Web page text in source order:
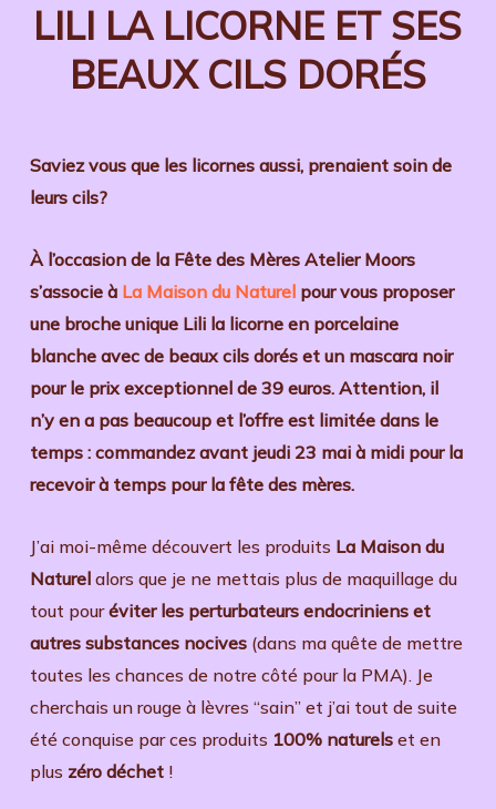
LILI LA LICORNE ET SES
BEAUX CILS DORÉS
Saviez vous que les licornes aussi, prenaient soin de
leurs cils?
À l’occasion de la Fête des Mères Atelier Moors
s’associe à La Maison du Naturelpour vous proposer
une broche unique Lili la licorne en porcelaine
blanche avec de beaux cils dorés et un mascara noir
pour le prix exceptionnel de 39 euros. Attention, il
n’y en a pas beaucoup et l’offre est limitée dans le
temps : commandez avant jeudi 23 mai à midi pour la
recevoir à temps pour la fête des mères.
J’ai moi-même découvert les produits La Maison du
Naturelalors que je ne mettais plus de maquillage du
tout pouréviter les perturbateurs endocriniens et
autres substances nocives(dans ma quête de mettre
toutes les chances de notre côté pour la PMA). Je
cherchais un rouge à lèvres “sain” et j’ai tout de suite
été conquise par ces produits 100% naturels et en
plus zéro déchet!